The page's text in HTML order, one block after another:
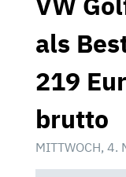
als
219
brutto
MITTWOCH, 4.